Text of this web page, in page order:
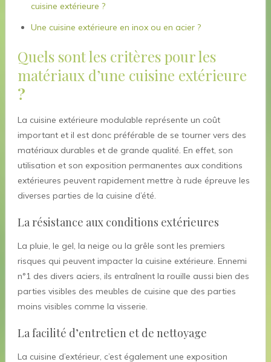
cuisine extérieure ?
Une cuisine extérieure en inox ou en acier ?
Quels sont les critères pour les
matériaux d’une cuisine extérieure
?
La cuisine extérieure modulable représente un coût
important et il est donc préférable de se tourner vers des
matériaux durables et de grande qualité. En effet, son
utilisation et son exposition permanentes aux conditions
extérieures peuvent rapidement mettre à rude épreuve les
diverses parties de la cuisine d’été.
La résistance aux conditions extérieures
La pluie, le gel, la neige ou la grêle sont les premiers
risques qui peuvent impacter la cuisine extérieure. Ennemi
n°1 des divers aciers, ils entraînent la rouille aussi bien des
parties visibles des meubles de cuisine que des parties
moins visibles comme la visserie.
La facilité d’entretien et de nettoyage
La cuisine d’extérieur, c’est également une exposition